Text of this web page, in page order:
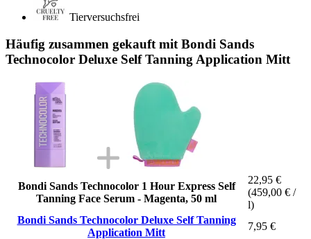
Tierversuchsfrei
Häufig zusammen gekauft mit Bondi Sands
Technocolor Deluxe Self Tanning Application Mitt
Bondi Sands Technocolor 1 Hour Express Self
Tanning Face Serum - Magenta, 50 ml
22,95 €
(459,00 € /
l)
Bondi Sands Technocolor Deluxe Self Tanning
Application Mitt
7,95 €